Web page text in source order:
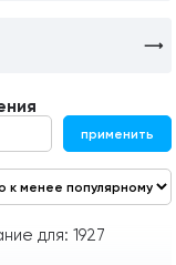
применить